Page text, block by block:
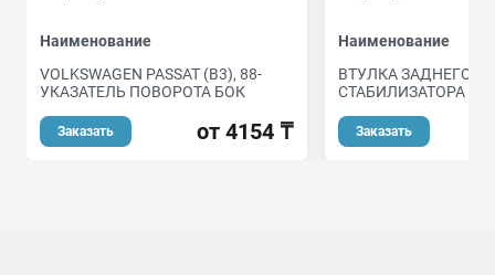
Наименование
VOLKSWAGEN PASSAT (B3), 88-
УКАЗАТЕЛЬ ПОВОРОТА БОК
Заказать от 4154 ₸
Наименование
ВТУЛКА ЗАДНЕГО
СТАБИЛИЗАТОРА D18
Заказать